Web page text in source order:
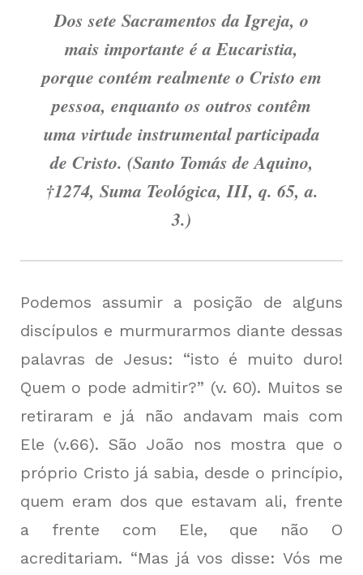
Dos sete Sacramentos da Igreja, o
mais importante é a Eucaristia,
porque contém realmente o Cristo em
pessoa, enquanto os outros contêm
uma virtude instrumental participada
de Cristo. (Santo Tomás de Aquino,
†1274, Suma Teológica, III, q. 65, a.
3.)
Podemos assumir a posição de alguns
discípulos e murmurarmos diante dessas
palavras de Jesus: “isto é muito duro!
Quem o pode admitir?” (v. 60). Muitos se
retiraram e já não andavam mais com
Ele (v.66). São João nos mostra que o
próprio Cristo já sabia, desde o princípio,
quem eram dos que estavam ali, frente
a frente com Ele, que não O
acreditariam. “Mas já vos disse: Vós me